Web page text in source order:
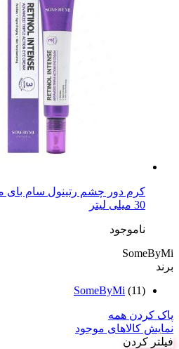
30 میلی لیتر
ناموجود
SomeByMi
برند
SomeByMi (11)
پاک کردن همه
نمایش کالاهای موجود
فیلتر کردن